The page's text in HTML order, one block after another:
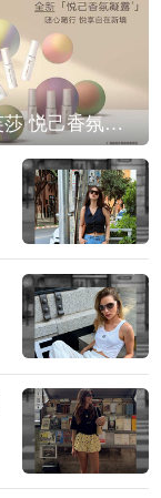
IPSA茵芙莎 悦己香氛凝露上市